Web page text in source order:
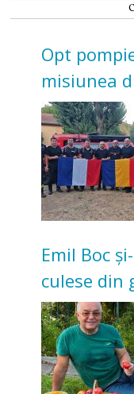
Opt
misiunea
incendii de
Emil Boc
culese din
nu poate